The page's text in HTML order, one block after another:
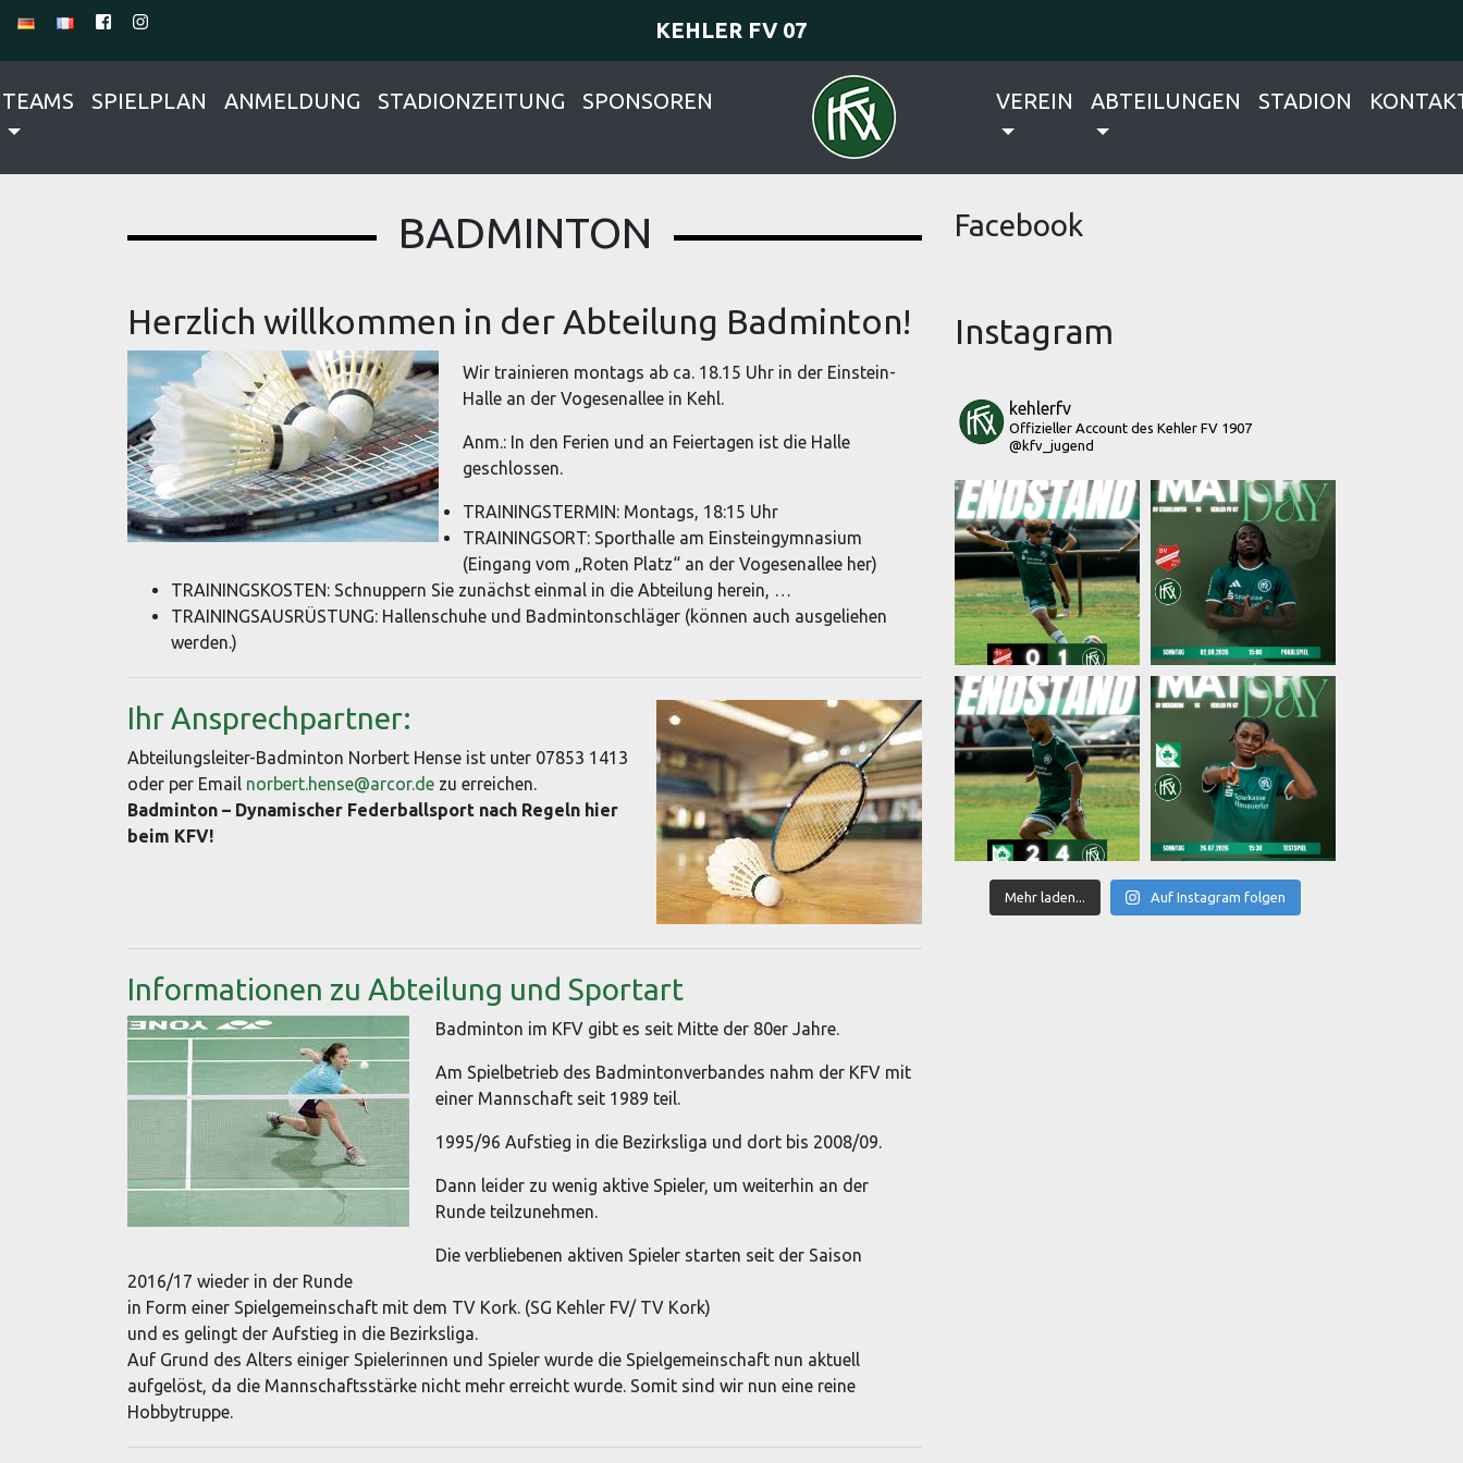
KEHLER FV 07
TEAMS SPIELPLAN ANMELDUNG STADIONZEITUNG SPONSOREN VEREIN ABTEILUNGEN STADION
BADMINTON
Herzlich willkommen in der Abteilung Badminton!
Wir trainieren montags ab ca. 18.15 Uhr in der Einstein-
Halle an der Vogesenallee in Kehl.
Anm.: In den Ferien und an Feiertagen ist die Halle
geschlossen.
TRAININGSTERMIN: Montags, 18:15 Uhr
TRAININGSORT: Sporthalle am Einsteingymnasium
(Eingang vom „Roten Platz“ an der Vogesenallee her)
TRAININGSKOSTEN: Schnuppern Sie zunächst einmal in die Abteilung herein, …
TRAININGSAUSRÜSTUNG: Hallenschuhe und Badmintonschläger (können auch ausgeliehen
werden.)
Ihr Ansprechpartner:
Abteilungsleiter-Badminton Norbert Hense ist unter 07853 1413
oder per Email norbert.hense@arcor.de zu erreichen.
Badminton – Dynamischer Federballsport nach Regeln hier
beim KFV!
Informationen zu Abteilung und Sportart
Badminton im KFV gibt es seit Mitte der 80er Jahre.
Am Spielbetrieb des Badmintonverbandes nahm der KFV mit
einer Mannschaft seit 1989 teil.
1995/96 Aufstieg in die Bezirksliga und dort bis 2008/09.
Dann leider zu wenig aktive Spieler, um weiterhin an der
Runde teilzunehmen.
Die verbliebenen aktiven Spieler starten seit der Saison
2016/17 wieder in der Runde
in Form einer Spielgemeinschaft mit dem TV Kork. (SG Kehler FV/ TV Kork)
und es gelingt der Aufstieg in die Bezirksliga.
Auf Grund des Alters einiger Spielerinnen und Spieler wurde die Spielgemeinschaft nun aktuell
aufgelöst, da die Mannschaftsstärke nicht mehr erreicht wurde. Somit sind wir nun eine reine
Hobbytruppe.
Facebook
Instagram
kehlerfv
Offizieller Account des Kehler FV 1907
@kfv_jugend
Mehr laden... Auf Instagram folgen